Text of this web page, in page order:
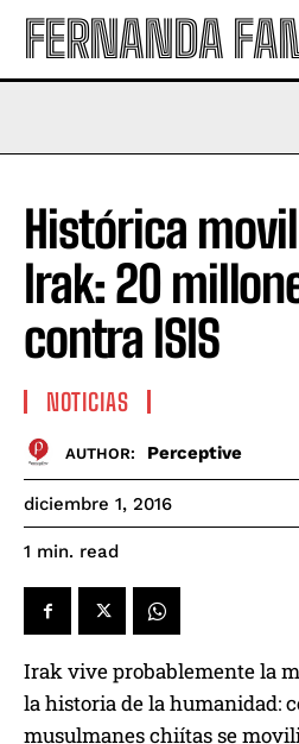
FERNANDA
Histórica
Irak: 20
contra ISIS
NOTICIAS
AUTHOR: Perceptive
diciembre 1, 2016
1 min. read
Irak vive probablemente la
la historia de la humanidad:
musulmanes chiítas se